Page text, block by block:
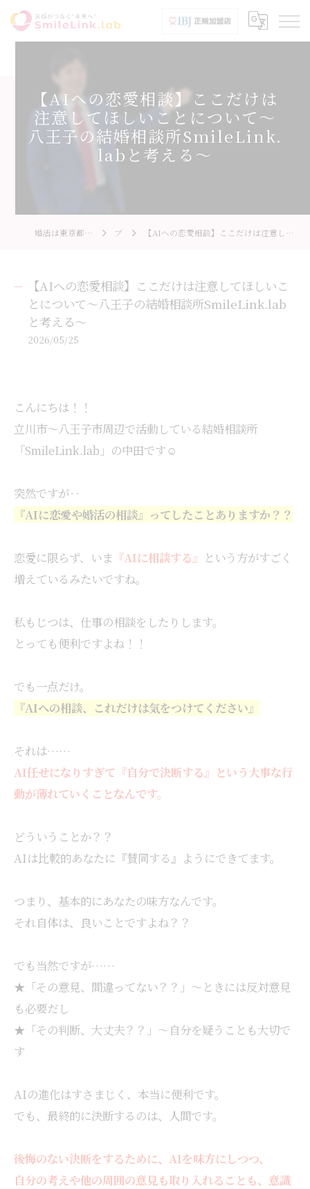
【AIへの恋愛相談】ここだけは
注意してほしいことについて～
八王子の結婚相談所SmileLink.
labと考える～
婚活は東京都、八王子市のSmileLink.lab ブログ 【AIへの恋愛相談】ここだけは注意してほしいことについて～八王子の結婚相談所SmileLink.labと考える～
【AIへの恋愛相談】ここだけは注意してほしいこ
とについて～八王子の結婚相談所SmileLink.lab
と考える～
2026/05/25
こんにちは！！
立川市～八王子市周辺で活動している結婚相談所
「SmileLink.lab」の中田です☺
突然ですが‥
『AIに恋愛や婚活の相談』ってしたことありますか？？
恋愛に限らず、いま 『AIに相談する』 という方がすごく
増えているみたいですね。
私もじつは、仕事の相談をしたりします。
とっても便利ですよね！！
でも一点だけ。
『AIへの相談、これだけは気をつけてください』
それは……
AI任せになりすぎて『自分で決断する』という大事な行
動が薄れていくことなんです。
どういうことか？？
AIは比較的あなたに『賛同する』ようにできてます。
つまり、基本的にあなたの味方なんです。
それ自体は、良いことですよね？？
でも当然ですが……
★「その意見、間違ってない？？」～ときには反対意見
も必要だし
★「その判断、大丈夫？？」～自分を疑うことも大切で
す
AIの進化はすさまじく、本当に便利です。
でも、最終的に決断するのは、人間です。
後悔のない決断をするために、AIを味方にしつつ、
自分の考えや他の周囲の意見も取り入れることも、意識